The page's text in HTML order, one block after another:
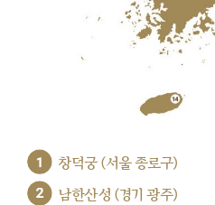
1 창덕궁 (서울 종로구)
2 남한산성 (경기 광주)